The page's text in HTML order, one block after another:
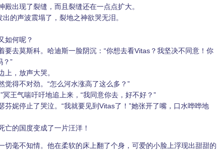
现了裂缝，而且裂缝还在一点点扩大。
声波震塌了，裂地之神欲哭无泪。
何呢？
莫斯科。哈迪斯一脸阴沉：“你想去看Vitas？我坚决不同意！你
？”
，放声大哭。
得不对劲。“怎么河水涨高了这么多？”
气喘吁吁地追上来，“我同意你去，好不好？”
停止了哭泣。“我就要见到Vitas了！”她张开了嘴，口水哗哗地
的国度变成了一片汪洋！
毫不知情。他在柔软的床上翻了个身，可爱的小脸上浮现出甜甜的